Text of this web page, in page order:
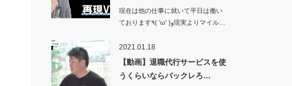
現在は他の仕事に就いて平日は働い
ております٩( 'ω' )و現実よりマイル…
2021.01.18
【動画】退職代行サービスを使
うくらいならバックレろ…